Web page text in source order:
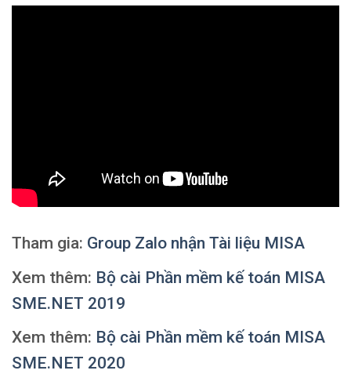
Tham gia: Group Zalo nhận Tài liệu MISA
Xem thêm: Bộ cài Phần mềm kế toán MISA
SME.NET 2019
Xem thêm: Bộ cài Phần mềm kế toán MISA
SME.NET 2020